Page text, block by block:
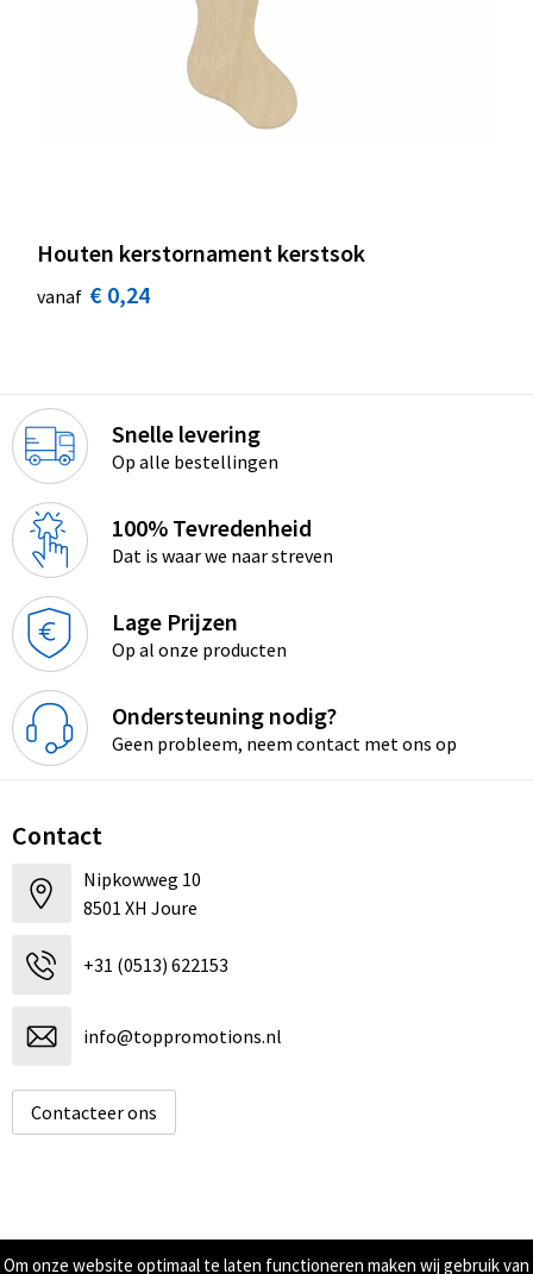
Houten kerstornament kerstsok
vanaf € 0,24
Snelle levering
Op alle bestellingen
100% Tevredenheid
Dat is waar we naar streven
Lage Prijzen
Op al onze producten
Ondersteuning nodig?
Geen probleem, neem contact met ons op
Contact
Nipkowweg 10
8501 XH Joure
+31 (0513) 622153
info@toppromotions.nl
Contacteer ons
Informatie
Om onze website optimaal te laten functioneren maken wij gebruik van